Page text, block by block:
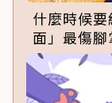
什麼時候
面」最傷